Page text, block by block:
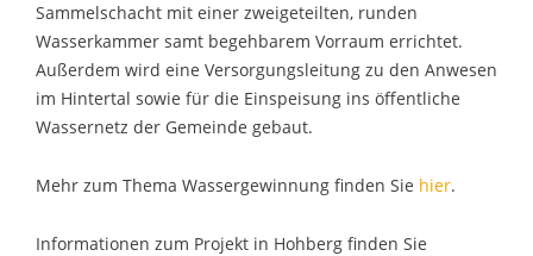
Sammelschacht mit einer zweigeteilten, runden
Wasserkammer samt begehbarem Vorraum errichtet.
Außerdem wird eine Versorgungsleitung zu den Anwesen
im Hintertal sowie für die Einspeisung ins öffentliche
Wassernetz der Gemeinde gebaut.
Mehr zum Thema Wassergewinnung finden Sie hier.
Informationen zum Projekt in Hohberg finden Sie